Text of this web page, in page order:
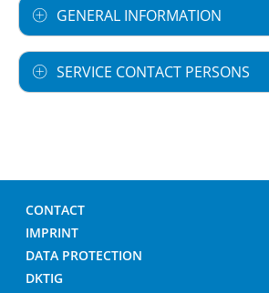
GENERAL INFORMATION
SERVICE CONTACT PERSONS
CONTACT
IMPRINT
DATA PROTECTION
DKTIG